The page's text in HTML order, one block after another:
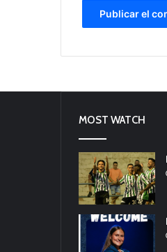
MOST WATCH